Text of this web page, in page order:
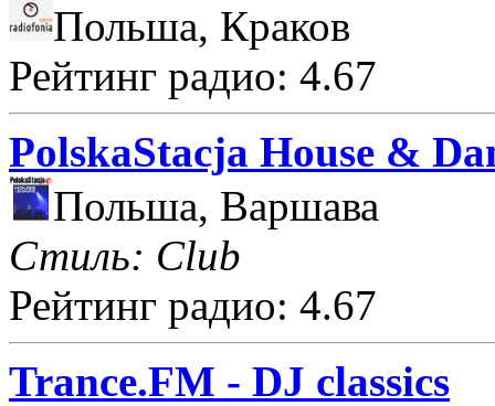
Польша, Краков
Рейтинг радио: 4.67
PolskaStacja House &
Польша, Варшава
Стиль: Club
Рейтинг радио: 4.67
Trance.FM - DJ classics